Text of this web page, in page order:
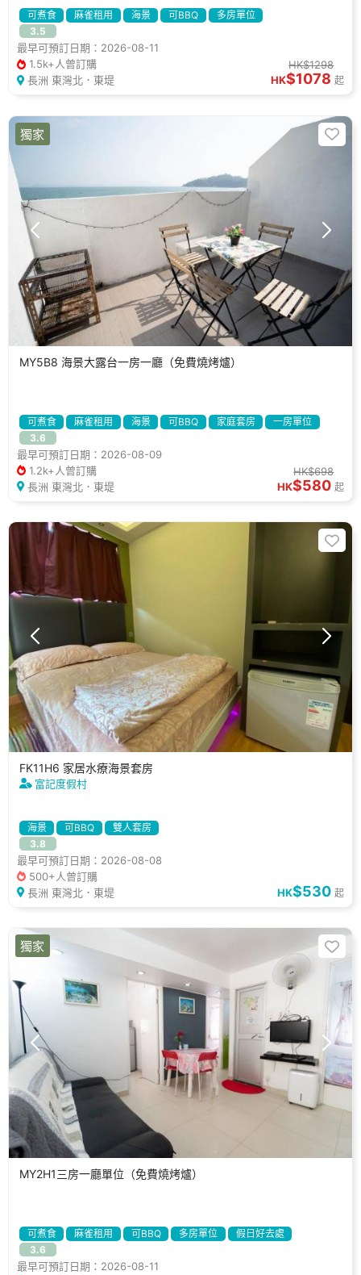
可煮食 麻雀租用 海景 可BBQ
多房單位
3.5
最早可預訂日期：2026-08-11
1.5k+人曾訂購
長洲 東灣北．東堤
HK$1298
HK$1078 起
MY5B8 海景大露台一房一廳（免費燒烤爐）
可煮食 麻雀租用 海景 可BBQ 家庭套房
一房單位
假日好去處
3.6
最早可預訂日期：2026-08-09
1.2k+人曾訂購
長洲 東灣北．東堤
HK$698
HK$580 起
獨家
FK11H6 家居水療海景套房
富記度假村
海景 可BBQ
雙人套房
3.8
最早可預訂日期：2026-08-08
500+人曾訂購
長洲 東灣北．東堤
HK$530 起
MY2H1三房一廳單位（免費燒烤爐）
可煮食 麻雀租用 可BBQ 多房單位
假日好去處
休閒好去處
3.6
最早可預訂日期：2026-08-11
獨家